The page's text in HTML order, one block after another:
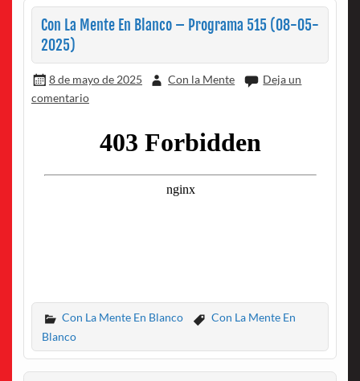
Con La Mente En Blanco – Programa 515 (08-05-
2025)
8 de mayo de 2025 Con la Mente
Deja un
comentario
Con La Mente En Blanco
Con La Mente En
Blanco